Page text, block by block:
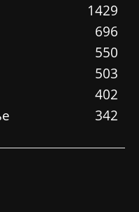
1429
696
550
503
402
342